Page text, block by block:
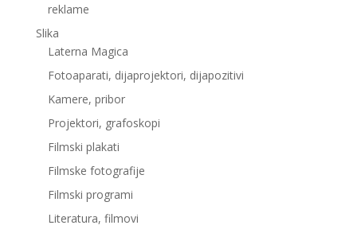
reklame
Slika
Laterna Magica
Fotoaparati, dijaprojektori, dijapozitivi
Kamere, pribor
Projektori, grafoskopi
Filmski plakati
Filmske fotografije
Filmski programi
Literatura, filmovi